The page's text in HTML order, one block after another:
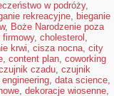
w podróży,
rekreacyjne, bieganie
, Boże Narodzenie poza
firmowy, cholesterol ,
krwi, cisza nocna, city
, content plan, coworking
czadu, czujnik
, data science,
, dekoracje wiosenne,